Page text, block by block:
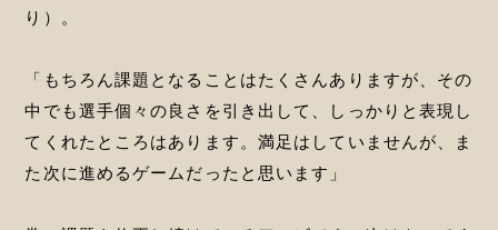
り）。
「もちろん課題となることはたくさんありますが、その
中でも選手個々の良さを引き出して、しっかりと表現し
てくれたところはあります。満足はしていませんが、ま
た次に進めるゲームだったと思います」